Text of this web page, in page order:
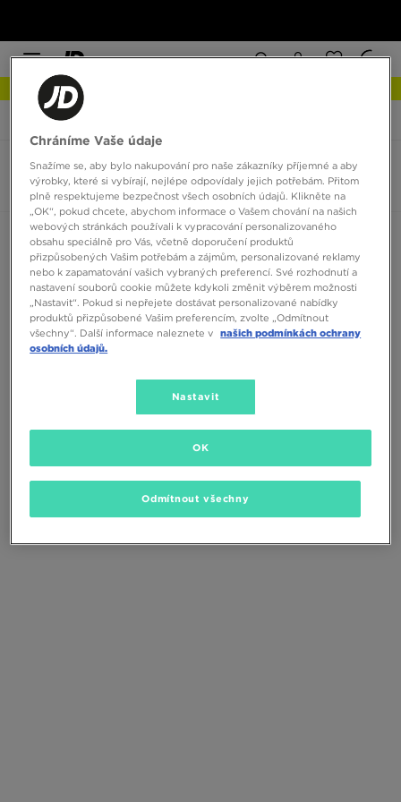
JD Sports Pánské
Vesty pánské
0 produktů
Seřadit:Doporučené Filtrovat
Žádné produkty k zobrazení
Změňte kritéria vyhledávání nebo
odstraňte vybrané filtry
Chráníme Vaše údaje
Snažíme se, aby bylo nakupování pro naše zákazníky příjemné a aby
výrobky, které si vybírají, nejlépe odpovídaly jejich potřebám. Přitom
plně respektujeme bezpečnost všech osobních údajů. Klikněte na
„OK“, pokud chcete, abychom informace o Vašem chování na našich
webových stránkách používali k vypracování personalizovaného
obsahu speciálně pro Vás, včetně doporučení produktů
přizpůsobených Vašim potřebám a zájmům, personalizované reklamy
nebo k zapamatování vašich vybraných preferencí. Své rozhodnutí a
nastavení souborů cookie můžete kdykoli změnit výběrem možnosti
„Nastavit“. Pokud si nepřejete dostávat personalizované nabídky
produktů přizpůsobené Vašim preferencím, zvolte „Odmítnout
všechny“. Další informace naleznete v našich podmínkách ochrany
osobních údajů.
Nastavit
Odmítnout všechny
OK